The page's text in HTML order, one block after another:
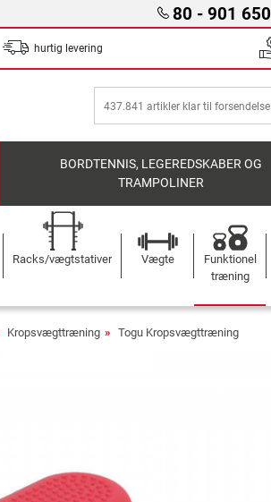
80 - 901 650
hurtig levering
BORDTENNIS, LEGEREDSKABER OG
TRAMPOLINER
Racks/vægtstativer Vægte
Funktionel
træning
Kropsvægttræning Togu Kropsvægttræning